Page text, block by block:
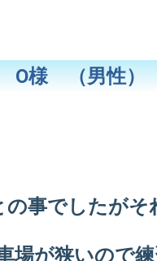
O様 （男性
事でしたが
場が狭いので